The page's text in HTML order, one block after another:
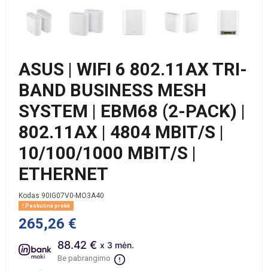
ASUS | WIFI 6 802.11AX TRI-
BAND BUSINESS MESH
SYSTEM | EBM68 (2-PACK) |
802.11AX | 4804 MBIT/S |
10/100/1000 MBIT/S |
ETHERNET
Kodas 90IG07V0-MO3A40
Paskutinė prekė
265,26 €
88.42 € x 3 mėn.
Be pabrangimo